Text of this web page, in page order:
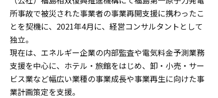
所事故で被災された事業者の事業再開支援に携わったこ
とを契機に、2021年4月に、経営コンサルタントとして
独立。
現在は、エネルギー企業の内部監査や電気料金予測業務
支援を中心に、ホテル・旅館をはじめ、卸・小売・サー
ビス業など幅広い業種の事業成長や事業再生に向けた事
業計画策定を支援。